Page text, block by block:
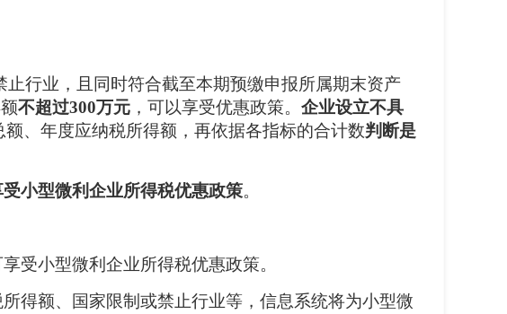
止行业，且同时符合截至本期预缴申报所属期末资产
不超过300万元 ，可以享受优惠政策。 企业设立不具
、年度应纳税所得额，再依据各指标的合计数判断是
小型微利企业所得税优惠政策。
享受小型微利企业所得税优惠政策。
得额、国家限制或禁止行业等，信息系统将为小型微